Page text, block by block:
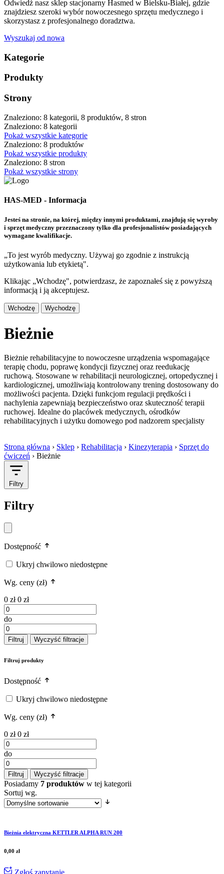
Odwiedź nasz sklep stacjonarny Hasmed w Bielsku-Białej, gdzie
znajdziesz szeroki wybór nowoczesnego sprzętu medycznego i
skorzystasz z profesjonalnego doradztwa.
Wyszukaj od nowa
Kategorie
Produkty
Strony
Znaleziono: 8 kategorii, 8 produktów, 8 stron
Znaleziono: 8 kategorii
Pokaż wszystkie kategorie
Znaleziono: 8 produktów
Pokaż wszystkie produkty
Znaleziono: 8 stron
Pokaż wszystkie strony
HAS-MED - Informacja
Jesteś na stronie, na której, między innymi produktami, znajdują się wyroby
i sprzęt medyczny przeznaczony tylko dla profesjonalistów posiadających
wymagane kwalifikacje.
„To jest wyrób medyczny. Używaj go zgodnie z instrukcją
użytkowania lub etykietą".
Klikając „Wchodzę", potwierdzasz, że zapoznałeś się z powyższą
informacją i ją akceptujesz.
Wchodzę Wychodzę
Bieżnie
Bieżnie rehabilitacyjne to nowoczesne urządzenia wspomagające
terapię chodu, poprawę kondycji fizycznej oraz reedukację
ruchową. Stosowane w rehabilitacji neurologicznej, ortopedycznej i
kardiologicznej, umożliwiają kontrolowany trening dostosowany do
możliwości pacjenta. Dzięki funkcjom regulacji prędkości i
nachylenia zapewniają bezpieczeństwo oraz skuteczność terapii
ruchowej. Idealne do placówek medycznych, ośrodków
rehabilitacyjnych i użytku domowego pod nadzorem specjalisty
Strona główna › Sklep › Rehabilitacja › Kinezyterapia › Sprzęt do
ćwiczeń › Bieżnie
Filtry
Filtry
Dostępność
Ukryj chwilowo niedostępne
Wg. ceny (zł)
0 zł 0 zł
do
Filtruj Wyczyść filtracje
Filtruj produkty
Dostępność
Ukryj chwilowo niedostępne
Wg. ceny (zł)
0 zł 0 zł
do
Filtruj Wyczyść filtracje
Posiadamy 7 produktów w tej kategorii
Sortuj wg.
Bieżnia elektryczna KETTLER ALPHA RUN 200
0,00 zł
Zgłoś zapytanie